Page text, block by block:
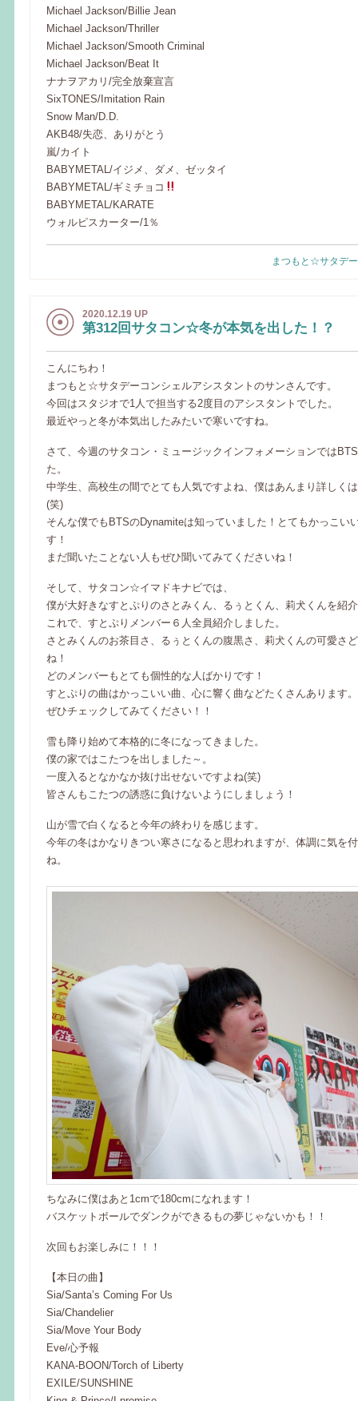
Michael Jackson/Billie Jean
Michael Jackson/Thriller
Michael Jackson/Smooth Criminal
Michael Jackson/Beat It
ナナヲアカリ/完全放棄宣言
SixTONES/Imitation Rain
Snow Man/D.D.
AKB48/失恋、ありがとう
嵐/カイト
BABYMETAL/イジメ、ダメ、ゼッタイ
BABYMETAL/ギミチョコ
BABYMETAL/KARATE
ウォルピスカーター/1％
まつもと☆サタデ
2020.12.19 UP
第312回サタコン☆冬が本気を出した！？
こんにちわ！
まつもと☆サタデーコンシェルアシスタントのサンさんです。
今回はスタジオで1人で担当する2度目のアシスタントでした。
最近やっと冬が本気出したみたいで寒いですね。
さて、今週のサタコン・ミュージックインフォメーションでは
た。
中学生、高校生の間でとても人気ですよね、僕はあんまり詳しく
(笑)
そんな僕でもBTSのDynamiteは知っていました！とてもかっこい
す！
まだ聞いたことない人もぜひ聞いてみてくださいね！
そして、サタコン☆イマドキナビでは、
僕が大好きなすとぷりのさとみくん、るぅとくん、莉犬くんを紹
これで、すとぷりメンバー６人全員紹介しました。
さとみくんのお茶目さ、るぅとくんの腹黒さ、莉犬くんの可愛さ
ね！
どのメンバーもとても個性的な人ばかりです！
すとぷりの曲はかっこいい曲、心に響く曲などたくさんあります。
ぜひチェックしてみてください！！
雪も降り始めて本格的に冬になってきました。
僕の家ではこたつを出しました～。
一度入るとなかなか抜け出せないですよね(笑)
皆さんもこたつの誘惑に負けないようにしましょう！
山が雪で白くなると今年の終わりを感じます。
今年の冬はかなりきつい寒さになると思われますが、体調に気を
ね。
ちなみに僕はあと1cmで180cmになれます！
バスケットボールでダンクができるもの夢じゃないかも！！
次回もお楽しみに！！！
【本日の曲】
Sia/Santa’s Coming For Us
Sia/Chandelier
Sia/Move Your Body
Eve/心予報
KANA-BOON/Torch of Liberty
EXILE/SUNSHINE